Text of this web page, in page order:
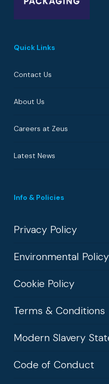
Quick Links
Contact Us
About Us
Careers at Zeus
Latest News
Info & Policies
Privacy Policy
Environmental Policy
Cookie Policy
Terms & Conditions
Modern Slavery
Code of Conduct